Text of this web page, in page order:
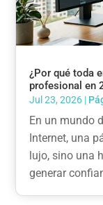
¿Por qué toda
profesional en
Jul 23, 2026 |
En un mundo
Internet, una
lujo, sino una
generar